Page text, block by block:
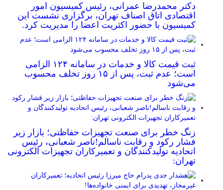
دکتر محمدرضا عمرانی، رئیس کمیسیون امور
اقتصادی اتاق اصناف تهران، برگزاری نشست این
کمیسیون با حضور اکثریت اعضا را مدیریت کرد.
ثبت قیمت کالا و خدمات در سامانه ۱۲۴ الزامی
است؛ عدم ثبت، پس از ۱۵ روز تخلف محسوب
می‌شود
زنگ خطر برای صنعت تجهیزات حفاظتی؛ بازار زیر
فشار رکود و رقابت ناسالم!ناصر شعبانی، رئیس
اتحادیه تولیدکنندگان و تعمیرکاران تجهیزات الکترونی
تهران: